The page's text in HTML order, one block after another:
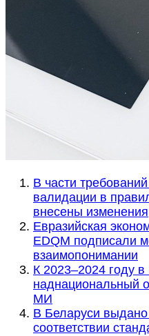
В части
валидации в
внесены изменения
Евразийская
EDQM подписали
взаимопонимании
К 2023–2024 году
наднациональный
МИ
В Беларуси
соответствии